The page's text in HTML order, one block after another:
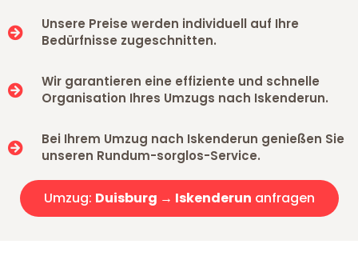
Unsere Preise werden individuell auf Ihre
Bedürfnisse zugeschnitten.
Wir garantieren eine effiziente und schnelle
Organisation Ihres Umzugs nach Iskenderun.
Bei Ihrem Umzug nach Iskenderun genießen Sie
unseren Rundum-sorglos-Service.
Umzug: Duisburg → Iskenderun anfragen